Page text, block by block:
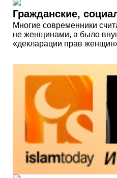
Гражданские,
Многие современники
не женщинами, а было
«декларации прав